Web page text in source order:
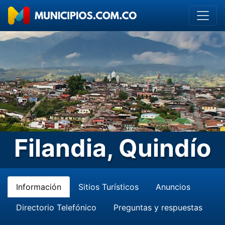
Filandia, Quindío
Información Sitios Turísticos Anuncios
Directorio Telefónico Preguntas y respuestas